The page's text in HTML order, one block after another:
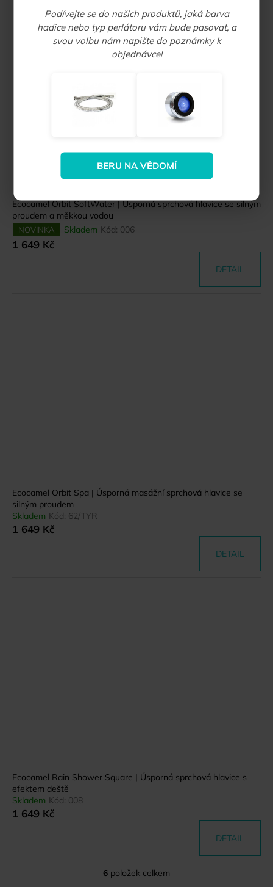
Ecocamel Orbit SoftWater | Úsporná sprchová hlavice se silným
proudem a měkkou vodou
NOVINKA Skladem Kód: 006
1 649 Kč
DETAIL
Ecocamel Orbit Spa | Úsporná masážní sprchová hlavice se
silným proudem
Skladem Kód: 62/TYR
1 649 Kč
DETAIL
Ecocamel Rain Shower Square | Úsporná sprchová hlavice s
efektem deště
Skladem Kód: 008
1 649 Kč
DETAIL
O
6 položek celkem
Podívejte se do našich produktů, jaká barva
hadice nebo typ perlátoru vám bude pasovat, a
svou volbu nám napište do poznámky k
objednávce!
BERU NA VĚDOMÍ